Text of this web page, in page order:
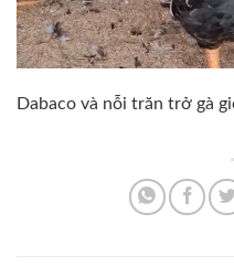
Dabaco và nỗi trăn trở gà